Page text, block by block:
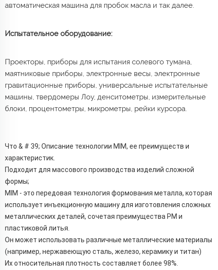
автоматическая машина для пробок масла и так далее.
Испытательное оборудование:
Проекторы, приборы для испытания солевого тумана,
маятниковые приборы, электронные весы, электронные
гравитационные приборы, универсальные испытательные
машины, твердомеры Лоу, денситометры, измерительные
блоки, процентометры, микрометры, рейки курсора.
Что & # 39; Описание технологии MIM, ее преимуществ и
характеристик.
Подходит для массового производства изделий сложной
формы;
MIM - это передовая технология формования металла, которая
использует инъекционную машину для изготовления сложных
металлических деталей, сочетая преимущества PM и
пластиковой литья.
Он может использовать различные металлические материалы
(например, нержавеющую сталь, железо, керамику и титан)
Их относительная плотность составляет более 98%.